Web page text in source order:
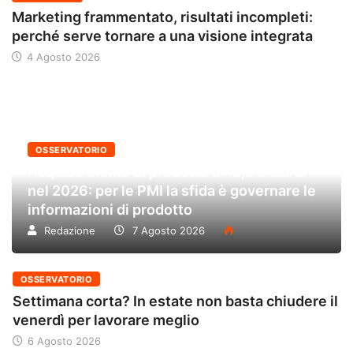
Marketing frammentato, risultati incompleti:
perché serve tornare a una visione integrata
4 Agosto 2026
OSSERVATORIO
nel 2026: per le PMI la sfida è governare le
informazioni di prodotto
Redazione 7 Agosto 2026
OSSERVATORIO
Settimana corta? In estate non basta chiudere il
venerdì per lavorare meglio
6 Agosto 2026